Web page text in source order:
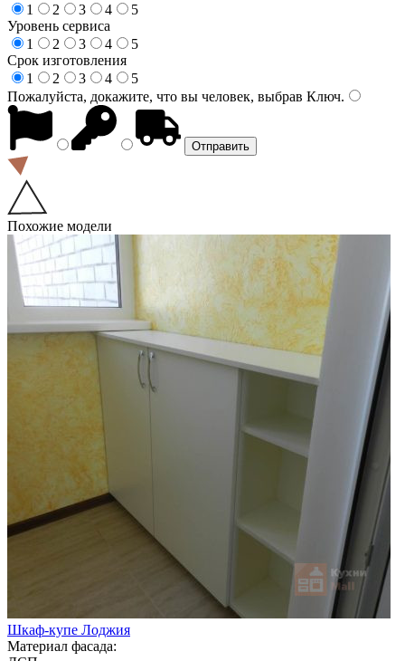
1
2 3 4
5
Уровень сервиса
1
2 3 4
5
Срок изготовления
1
2 3 4
5
Пожалуйста, докажите, что вы человек, выбрав Ключ.
Похожие модели
Шкаф-купе Лоджия
Материал фасада: